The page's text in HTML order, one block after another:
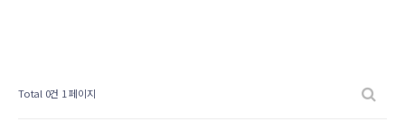
Total 0건 1 페이지